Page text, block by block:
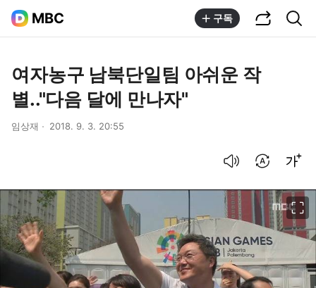
MBC 구독
여자농구 남북단일팀 아쉬운 작
별.."다음 달에 만나자"
임상재 2018. 9. 3. 20:55